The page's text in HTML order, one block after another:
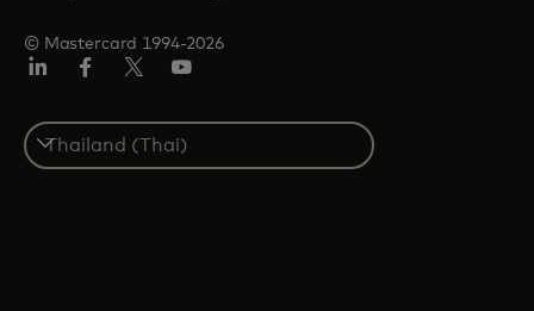
© Mastercard 1994-2026
Select
a
country
เตอร์/
เอ็กซ์